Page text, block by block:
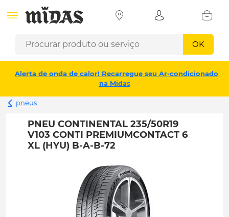
OK
Alerta de onda de calor! Recarregue seu Ar-condicionado
na Midas
pneus
PNEU CONTINENTAL 235/50R19
V103 CONTI PREMIUMCONTACT 6
XL (HYU) B-A-B-72